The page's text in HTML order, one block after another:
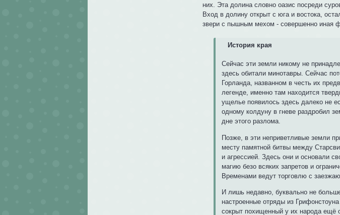
них. Эта долина словно оазис посреди
Вход в долину открыт с юга и востока,
звери с пышным мехом - совершенно иная
История края
Сейчас эти земли никому не
здесь обитали минотавры. Сейчас
Горланда, названном в честь их
легенде, именно там находится
ущелье появилось здесь далеко не
одному колдуну в гневе раздробил
дне этого разлома.
Позже, в эти неприветливые земли
месту памятной битвы между
и агрессией. Здесь они и основали
магию безо всяких запретов и
Временами ведут торговлю с
И лишь недавно, буквально не
настроенные отряды из
сокрыт похищенный у их народа ещё